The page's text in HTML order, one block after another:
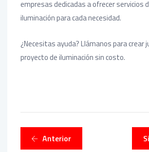
empresas dedicadas a ofrecer servicios
iluminación para cada necesidad.
¿Necesitas ayuda? Llámanos para crear
proyecto de iluminación sin costo.
Anterior